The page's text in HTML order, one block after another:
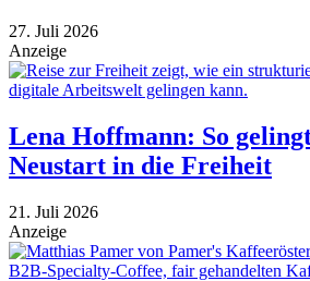
27. Juli 2026
Anzeige
Lena Hoffmann: So
Neustart in die Freiheit
21. Juli 2026
Anzeige